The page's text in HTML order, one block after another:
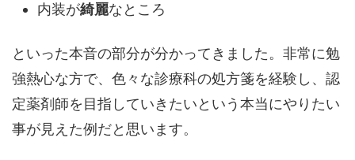
内装が綺麗なところ
といった本音の部分が分かってきました。非常に勉
強熱心な方で、色々な診療科の処方箋を経験し、認
定薬剤師を目指していきたいという本当にやりたい
事が見えた例だと思います。